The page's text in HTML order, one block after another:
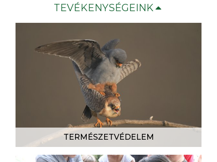
TEVÉKENYSÉGEINK
TERMÉSZETVÉDELEM